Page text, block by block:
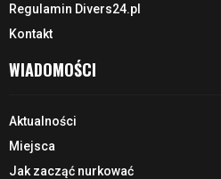
Regulamin Divers24.pl
Kontakt
WIADOMOŚCI
Aktualności
Miejsca
Jak zacząć nurkować